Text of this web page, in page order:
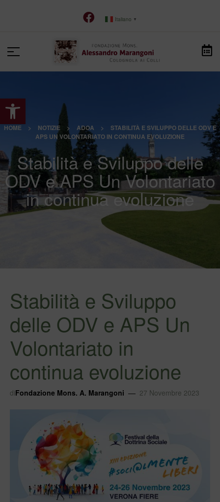
Apri la barra degli strumenti
Italiano ▼
HOME > NOTIZIE > ADOA >
STABILITÀ E SVILUPPO DELLE ODV E
APS UN VOLONTARIATO IN CONTINUA EVOLUZIONE
Stabilità e Sviluppo delle
ODV e APS Un Volontariato
in continua evoluzione
Stabilità e Sviluppo
delle ODV e APS Un
Volontariato in
continua evoluzione
diFondazione Mons. A. Marangoni 27 Novembre 2023